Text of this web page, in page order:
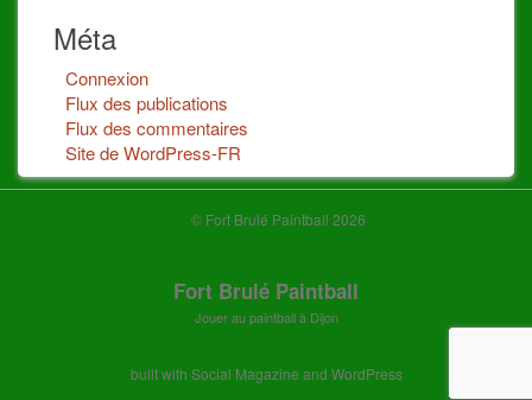
Méta
Connexion
Flux des publications
Flux des commentaires
Site de WordPress-FR
© Fort Brulé Paintball 2026
Fort Brulé Paintball
Jouer au paintball à Dijon
built with Social Magazine and WordPress